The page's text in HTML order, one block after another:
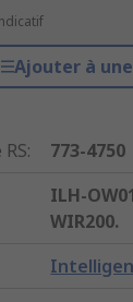
Ajouter à
:
773-4750
ILH-
WIR200.